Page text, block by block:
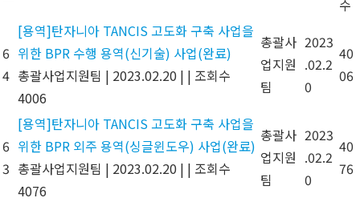
수
6
4
[용역]탄자니아 TANCIS 고도화 구축 사업을
위한 BPR 수행 용역(신기술) 사업(완료)
총괄사업지원팀 | 2023.02.20 | | 조회수
4006
총괄사
업지원
팀
2023
.02.2
0
40
06
6
3
[용역]탄자니아 TANCIS 고도화 구축 사업을
위한 BPR 외주 용역(싱글윈도우) 사업(완료)
총괄사업지원팀 | 2023.02.20 | | 조회수
4076
총괄사
업지원
팀
2023
.02.2
0
40
76